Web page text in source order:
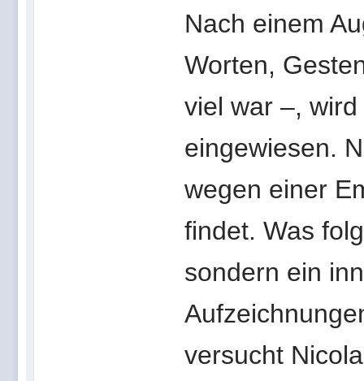
Nach einem
Worten,
viel war –,
eingewiesen.
wegen einer
findet. Was
sondern ein
versucht